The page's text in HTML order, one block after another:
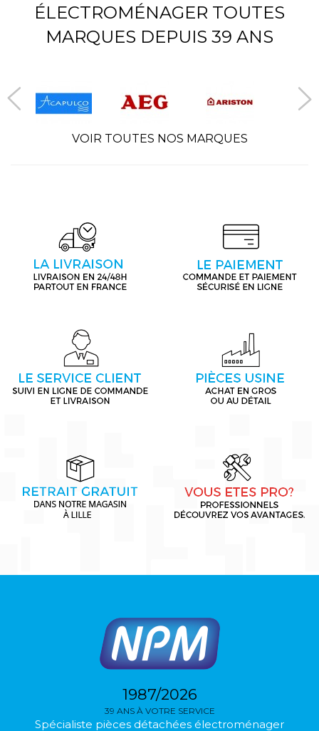
ÉLECTROMÉNAGER TOUTES
MARQUES DEPUIS 39 ANS
VOIR TOUTES NOS MARQUES
1987/2026
39 ANS À VOTRE SERVICE
Spécialiste pièces détachées électroménager